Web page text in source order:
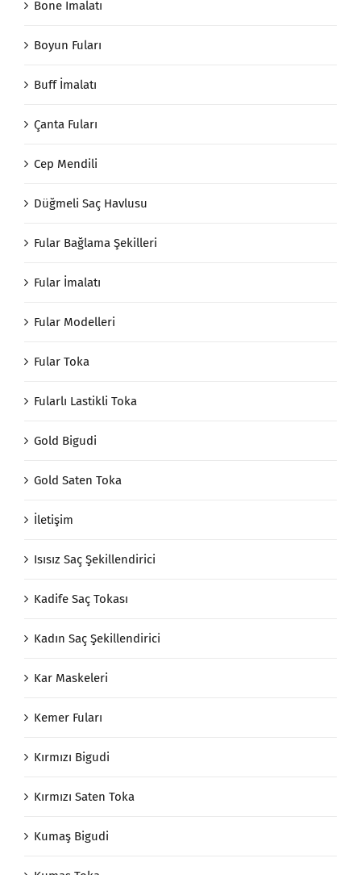
Bone İmalatı
Boyun Fuları
Buff İmalatı
Çanta Fuları
Cep Mendili
Düğmeli Saç Havlusu
Fular Bağlama Şekilleri
Fular İmalatı
Fular Modelleri
Fular Toka
Fularlı Lastikli Toka
Gold Bigudi
Gold Saten Toka
İletişim
Isısız Saç Şekillendirici
Kadife Saç Tokası
Kadın Saç Şekillendirici
Kar Maskeleri
Kemer Fuları
Kırmızı Bigudi
Kırmızı Saten Toka
Kumaş Bigudi